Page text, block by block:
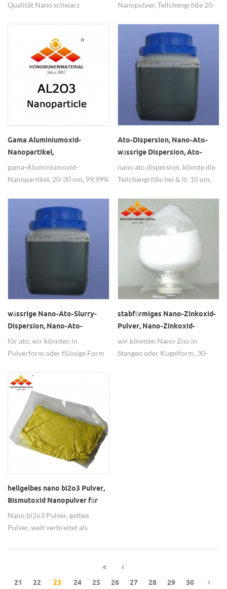
Qualität Nano schwarz
Nanopulver, Teilchengröße 20-
Gama Aluminiumoxid-
Nanopartikel,
Katalysatorträger
Aluminiumoxid-Gama-
gama-Aluminiumoxid-
Nanopartikel, 20-30 nm, 99,99%
Ato-Dispersion, Nano-Ato-
wässrige Dispersion, Ato-
Dispersions-Aufschlämmung
nano ato dispersion, könnte die
Teilchengröße bei & lt; 10 nm,
Reinheit tun, könnte es
entsprechend Ihrer
erforderlichen Konzentration
wässrige Nano-Ato-Slurry-
Dispersion, Nano-Ato-
Wasser-Dispersion
für ato, wir könnten in
Pulverform oder flüssige Form
Kunden einfacher zu Pulver zu
dispergieren.
stabförmiges Nano-Zinkoxid-
Pulver, Nano-Zinkoxid-
Stäbchen, Zno-Nano-Stab
wir könnten Nano-Zno in
Stangen oder Kugelform, 30-
hellgelbes nano bi2o3 Pulver,
Bismutoxid Nanopulver für
elektronisches
Bauteilmaterial verwendet
Nano bi2o3 Pulver, gelbes
Pulver, weit verbreitet als
Materialien.
21 22 23 24 25 26 27 28 29 30